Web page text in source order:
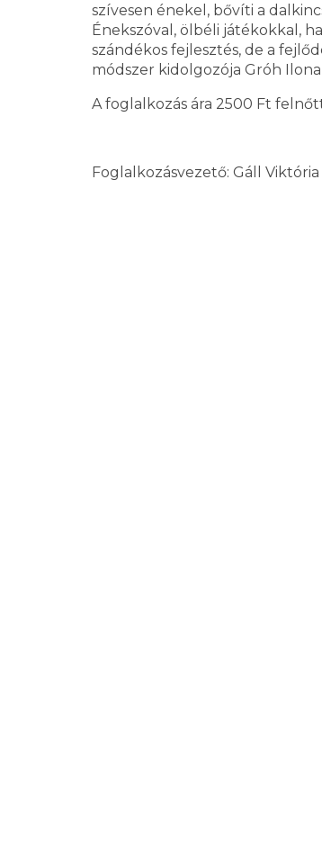
szívesen énekel, bővíti a
Énekszóval, ölbéli játékokkal,
szándékos fejlesztés, de a
módszer kidolgozója Gróh
A foglalkozás ára 2500 Ft
Foglalkozásvezető: Gáll Viktória